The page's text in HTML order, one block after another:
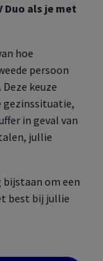
Duo als je met
hoe
persoon
keuze
gezinssituatie,
in geval van
jullie
bijstaan om een
best bij jullie